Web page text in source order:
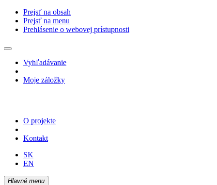
Prejsť na obsah
Prejsť na menu
Prehlásenie o webovej prístupnosti
Vyhľadávanie
Moje záložky
O projekte
Kontakt
SK
EN
Hlavné menu